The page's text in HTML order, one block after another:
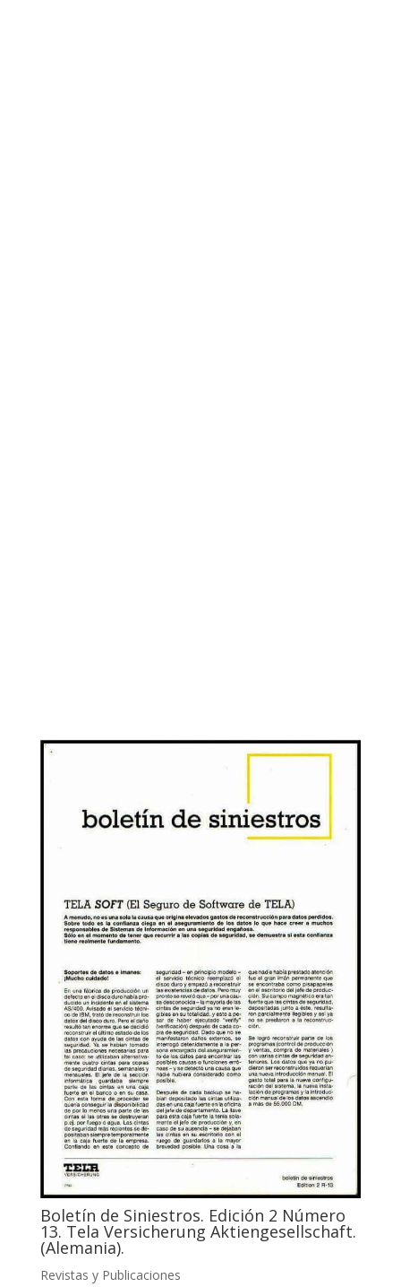
Boletín de Siniestros. Edición 2 Número
13. Tela Versicherung Aktiengesellschaft.
(Alemania).
Revistas y Publicaciones